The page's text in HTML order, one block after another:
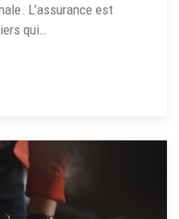
L’assurance est
qui…